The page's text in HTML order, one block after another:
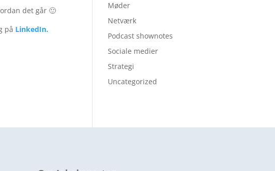
det går 🙂
på LinkedIn.
Møder
Netværk
Podcast shownotes
Sociale medier
Strategi
Uncategorized